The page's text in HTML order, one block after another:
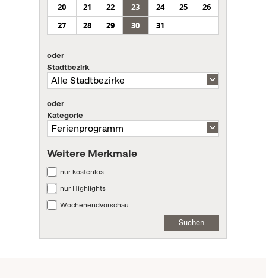
20
21 22 23 24 25
26
27
28 29 30 31
oder
Stadtbezirk
oder
Kategorie
Weitere Merkmale
nur kostenlos
nur Highlights
Wochenendvorschau
Suchen